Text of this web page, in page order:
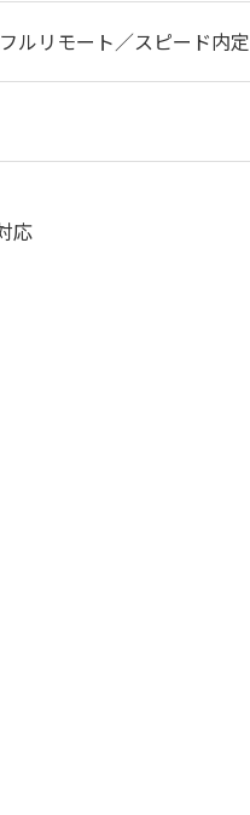
ルリモート／スピード内定
応